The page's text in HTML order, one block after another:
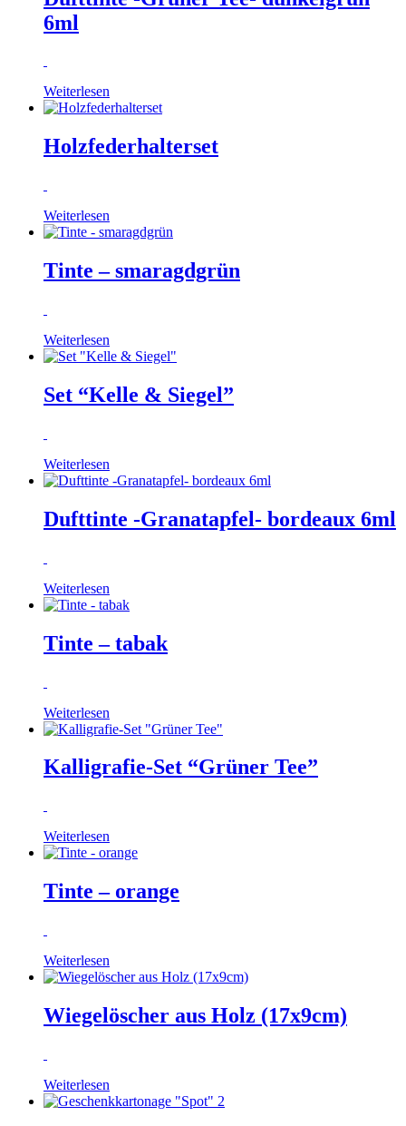
6ml
Weiterlesen
Holzfederhalterset
Weiterlesen
Tinte – smaragdgrün
Weiterlesen
Set “Kelle & Siegel”
Weiterlesen
Dufttinte -Granatapfel- bordeaux 6ml
Weiterlesen
Tinte – tabak
Weiterlesen
Kalligrafie-Set “Grüner Tee”
Weiterlesen
Tinte – orange
Weiterlesen
Wiegelöscher aus Holz (17x9cm)
Weiterlesen